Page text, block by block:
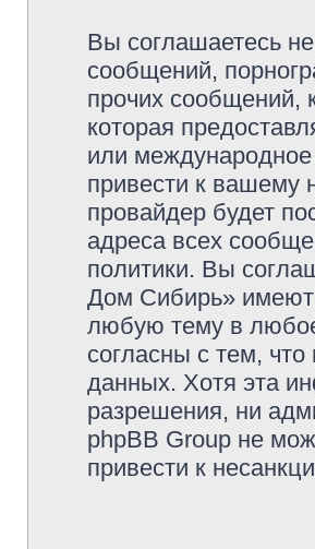
Вы соглашаетесь
сообщений,
прочих сообщений,
которая
или
привести к вашему
провайдер будет
адреса всех
политики. Вы
Дом Сибирь» имеют
любую тему в
согласны с тем,
данных. Хотя эта
разрешения, ни
phpBB Group не
привести к